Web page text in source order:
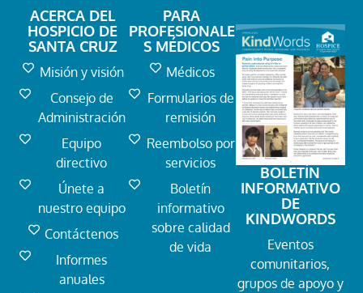
ACERCA DEL
HOSPICIO DE
SANTA CRUZ
Misión y visión
Consejo de
Administración
Equipo
directivo
Únete a
nuestro equipo
Contáctenos
Informes
anuales
PARA
PROFESIONALE
S MÉDICOS
Médicos
Formularios de
remisión
Reembolso por
servicios
Boletín
informativo
sobre calidad
de vida
BOLETÍN
INFORMATIVO
DE
KINDWORDS
Eventos
comunitarios,
grupos de apoyo y